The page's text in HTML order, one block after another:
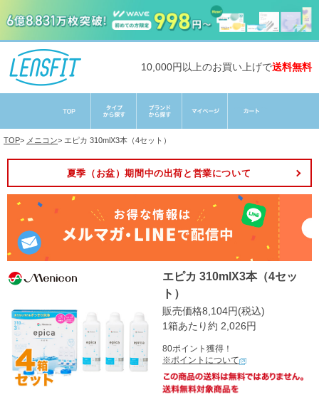
10,000円以上のお買い上げで送料無料
TOP> メニコン> エピカ 310mlX3本（4セット）
夏季（お盆）期間中の出荷と営業について
エピカ 310mlX3本（4セッ
ト）
販売価格8,104円(税込)
1箱あたり約 2,026円
80ポイント獲得！
※ポイントについて